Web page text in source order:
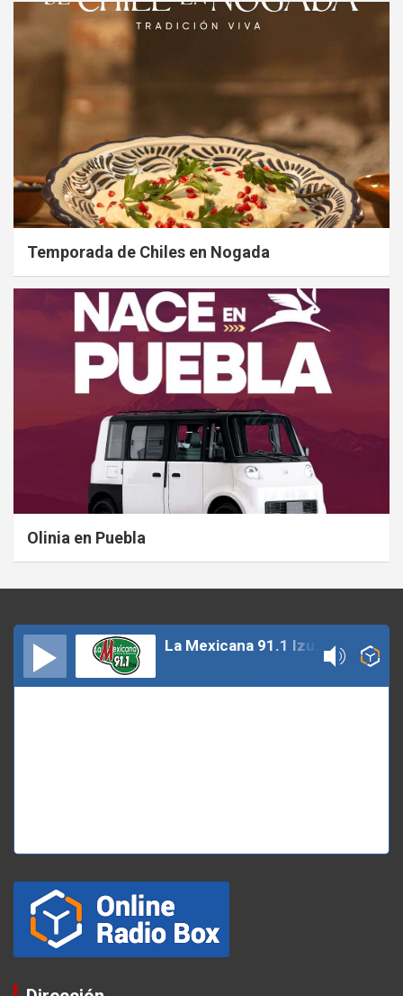
Temporada de Chiles en Nogada
Olinia en Puebla